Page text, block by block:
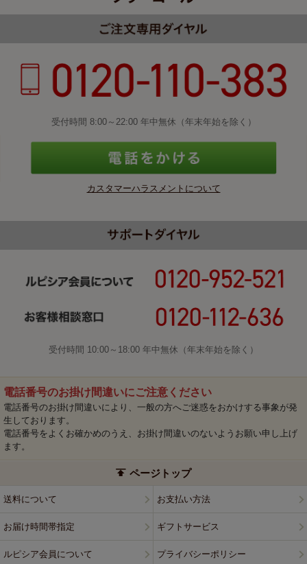
受付時間 8:00～22:00 年中無休（年末年始を除く）
カスタマーハラスメントについて
受付時間 10:00～18:00 年中無休（年末年始を除く）
電話番号のお掛け間違いにご注意ください
電話番号のお掛け間違いにより、一般の方へご迷惑をおかけする事象が発
生しております。
電話番号をよくお確かめのうえ、お掛け間違いのないようお願い申し上げ
ます。
ページトップ
送料について お支払い方法
お届け時間帯指定 ギフトサービス
ルピシア会員について プライバシーポリシー